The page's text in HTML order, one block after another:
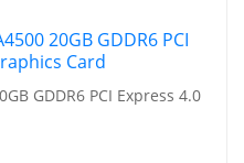
GDDR6 PCI Express 4.0